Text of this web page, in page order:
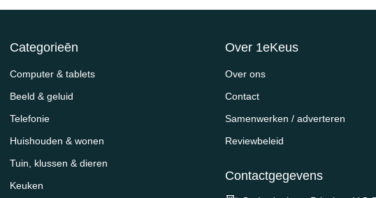
Categorieēn
Computer & tablets
Beeld & geluid
Telefonie
Huishouden & wonen
Tuin, klussen & dieren
Keuken
Over 1eKeus
Over ons
Contact
Samenwerken / adverteren
Reviewbeleid
Contactgegevens